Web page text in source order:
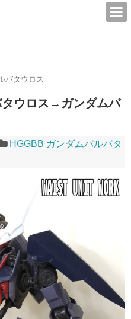
バタウロス
ウロス→ガンダムバ
HGGBB ガンダムバルバタ